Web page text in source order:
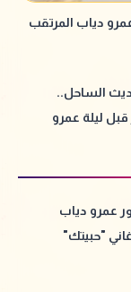
دياب المرتقب
الساحل..
قبل ليلة عمرو
عمرو دياب
"حبيتك"